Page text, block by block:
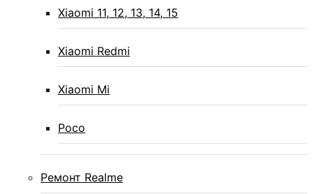
Xiaomi 11, 12, 13, 14, 15
Xiaomi Redmi
Xiaomi Mi
Poco
Ремонт Realme